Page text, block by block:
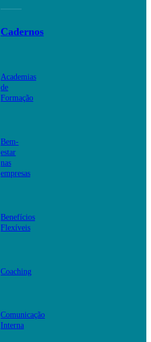
Cadernos
Academias
de
Formação
Bem-
estar
nas
empresas
Benefícios
Flexíveis
Coaching
Comunicação
Interna